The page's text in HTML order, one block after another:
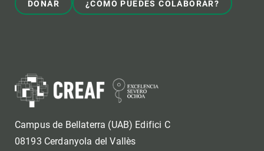
DONAR ¿CÓMO PUEDES COLABORAR?
Campus de Bellaterra (UAB) Edifici C
08193 Cerdanyola del Vallès